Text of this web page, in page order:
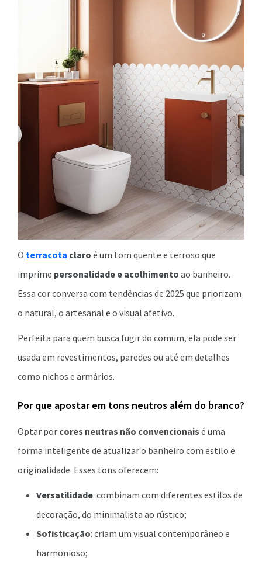
O terracota claro é um tom quente e terroso que
imprime personalidade e acolhimento ao banheiro.
Essa cor conversa com tendências de 2025 que priorizam
o natural, o artesanal e o visual afetivo.
Perfeita para quem busca fugir do comum, ela pode ser
usada em revestimentos, paredes ou até em detalhes
como nichos e armários.
Por que apostar em tons neutros além do branco?
Optar por cores neutras não convencionais é uma
forma inteligente de atualizar o banheiro com estilo e
originalidade. Esses tons oferecem:
Versatilidade: combinam com diferentes estilos de
decoração, do minimalista ao rústico;
Sofisticação: criam um visual contemporâneo e
harmonioso;